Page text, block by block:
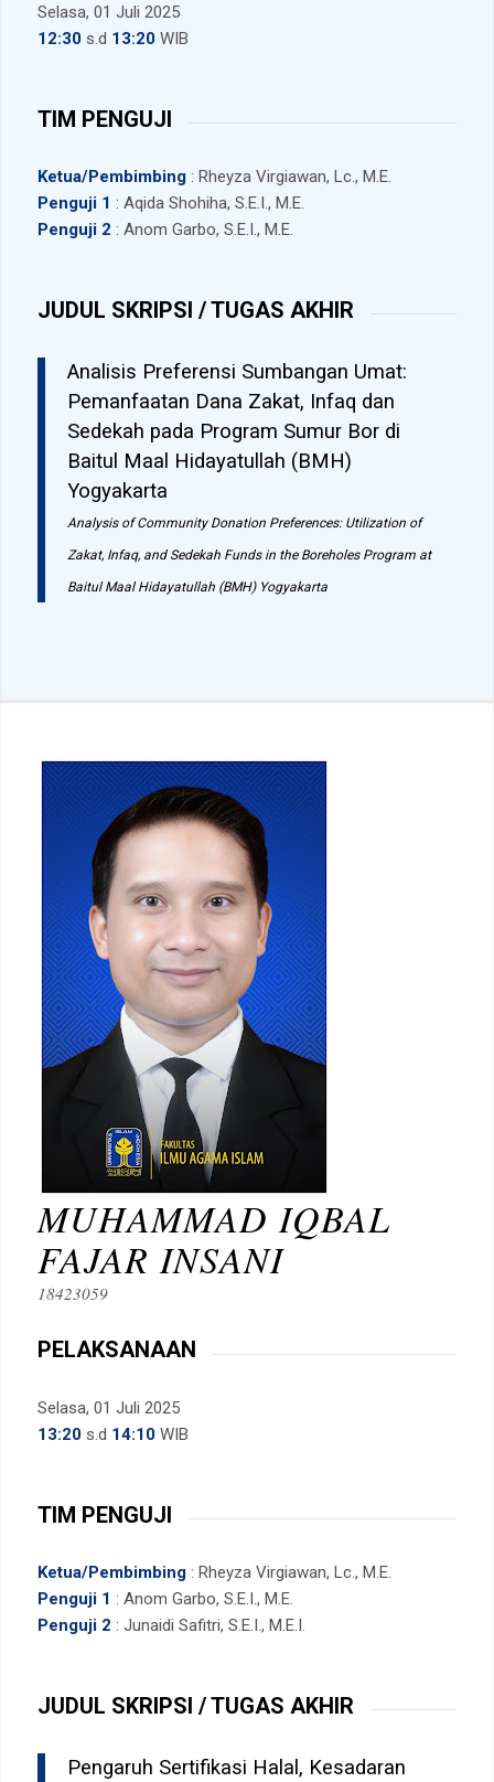
Selasa, 01 Juli 2025
12:30s.d 13:20WIB
TIM PENGUJI
Ketua/Pembimbing: Rheyza Virgiawan, Lc., M.E.
Penguji 1 : Aqida Shohiha, S.E.I., M.E.
Penguji 2 : Anom Garbo, S.E.I., M.E.
JUDUL SKRIPSI / TUGAS AKHIR
Analisis Preferensi Sumbangan Umat:
Pemanfaatan Dana Zakat, Infaq dan
Sedekah pada Program Sumur Bor di
Baitul Maal Hidayatullah (BMH)
Yogyakarta
Analysis of Community Donation Preferences: Utilization of
Zakat, Infaq, and Sedekah Funds in the Boreholes Program at
Baitul Maal Hidayatullah (BMH) Yogyakarta
MUHAMMAD IQBAL
FAJAR INSANI
18423059
PELAKSANAAN
Selasa, 01 Juli 2025
13:20s.d 14:10WIB
TIM PENGUJI
Ketua/Pembimbing: Rheyza Virgiawan, Lc., M.E.
Penguji 1 : Anom Garbo, S.E.I., M.E.
Penguji 2 : Junaidi Safitri, S.E.I., M.E.I.
JUDUL SKRIPSI / TUGAS AKHIR
Pengaruh Sertifikasi Halal, Kesadaran